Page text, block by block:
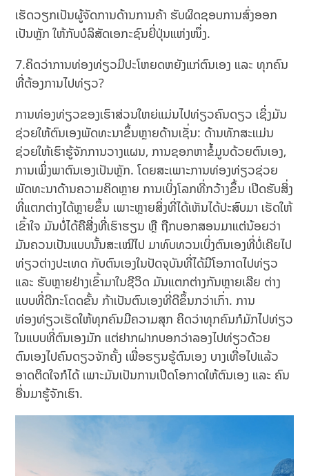
ເຮັດວຽກເປັນຜູ້ຈັດການດ້ານການຄ້າ ຮັບຜິດຊອບການສົ່ງອອກ
ເປັນຫຼັກ ໃຫ້ກັບບໍລິສັດເອກະຊົນຍີ່ປຸ່ນແຫ່ງໜຶ່ງ.
7.ຄິດວ່າການທ່ອງທ່ຽວມີປະໂຫຍດຫຍັງແກ່ຕົນເອງ ແລະ ທຸກຄົນ
ທີ່ຕ້ອງການໄປທ່ຽວ?
ການທ່ອງທ່ຽວຂອງເຮົາສ່ວນໃຫຍ່ແມ່ນໄປທ່ຽວຄົນດຽວ ເຊິ່ງມັນ
ຊ່ວຍໃຫ້ຕົນເອງພັດທະນາຂຶ້ນຫຼາຍດ້ານເຊັ່ນ: ດ້ານທັກສະແມ່ນ
ຊ່ວຍໃຫ້ເຮົາຮູ້ຈັກການວາງແຜນ, ການຊອກຫາຂໍ້ມູນດ້ວຍຕົນເອງ,
ການເພິ່ງພາຕົນເອງເປັນຫຼັກ. ໂດຍສະເພາະການທ່ອງທ່ຽວຊ່ວຍ
ພັດທະນາດ້ານຄວາມຄິດຫຼາຍ ການເບິ່ງໂລກທີ່ກວ້າງຂຶ້ນ ເປີດຮັບສິ່ງ
ທີ່ແຕກຕ່າງໄດ້ຫຼາຍຂຶ້ນ ເພາະຫຼາຍສິ່ງທີ່ໄດ້ເຫັນໄດ້ປະສົບມາ ເຮັດໃຫ້
ເຂົ້າໃຈ ມັນບໍ່ໄດ້ຄືສີ່ງທີ່ເຮົາຮຽນ ຫຼື ຖືກບອກສອນມາແຕ່ນ້ອຍວ່າ
ມັນຄວນເປັນແບບນັ້ນສະເໝີໄປ ມາທົບທວນເບິ່ງຕົນເອງທີ່ບໍ່ເຄີຍໄປ
ທ່ຽວຕ່າງປະເທດ ກັບຕົນເອງໃນປັດຈຸບັນທີ່ໄດ້ມີໂອກາດໄປທ່ຽວ
ແລະ ຮັບຫຼາຍຢ່າງເຂົ້າມາໃນຊີວິດ ມັນແຕກຕ່າງກັນຫຼາຍເລີຍ ຕ່າງ
ແບບທີ່ດີກະໂດດຂັ້ນ ກ້າເປັນຕົນເອງທີ່ດີຂຶ້ນກວ່າເກົ່າ. ການ
ທ່ອງທ່ຽວເຮັດໃຫ້ທຸກຄົນມີຄວາມສຸກ ຄິດວ່າທຸກຄົນກໍມັກໄປທ່ຽວ
ໃນແບບທີ່ຕົນເອງມັກ ແຕ່ຢາກຝາກບອກວ່າລອງໄປທ່ຽວດ້ວຍ
ຕົນເອງໄປຄົນດຽວຈັກຄັ້ງ ເພື່ອຮຽນຮູ້ຕົນເອງ ບາງເທື່ອໄປແລ້ວ
ອາດຕິດໃຈກໍໄດ້ ເພາະມັນເປັນການເປີດໂອກາດໃຫ້ຕົນເອງ ແລະ ຄົນ
ອື່ນມາຮູ້ຈັກເຮົາ.